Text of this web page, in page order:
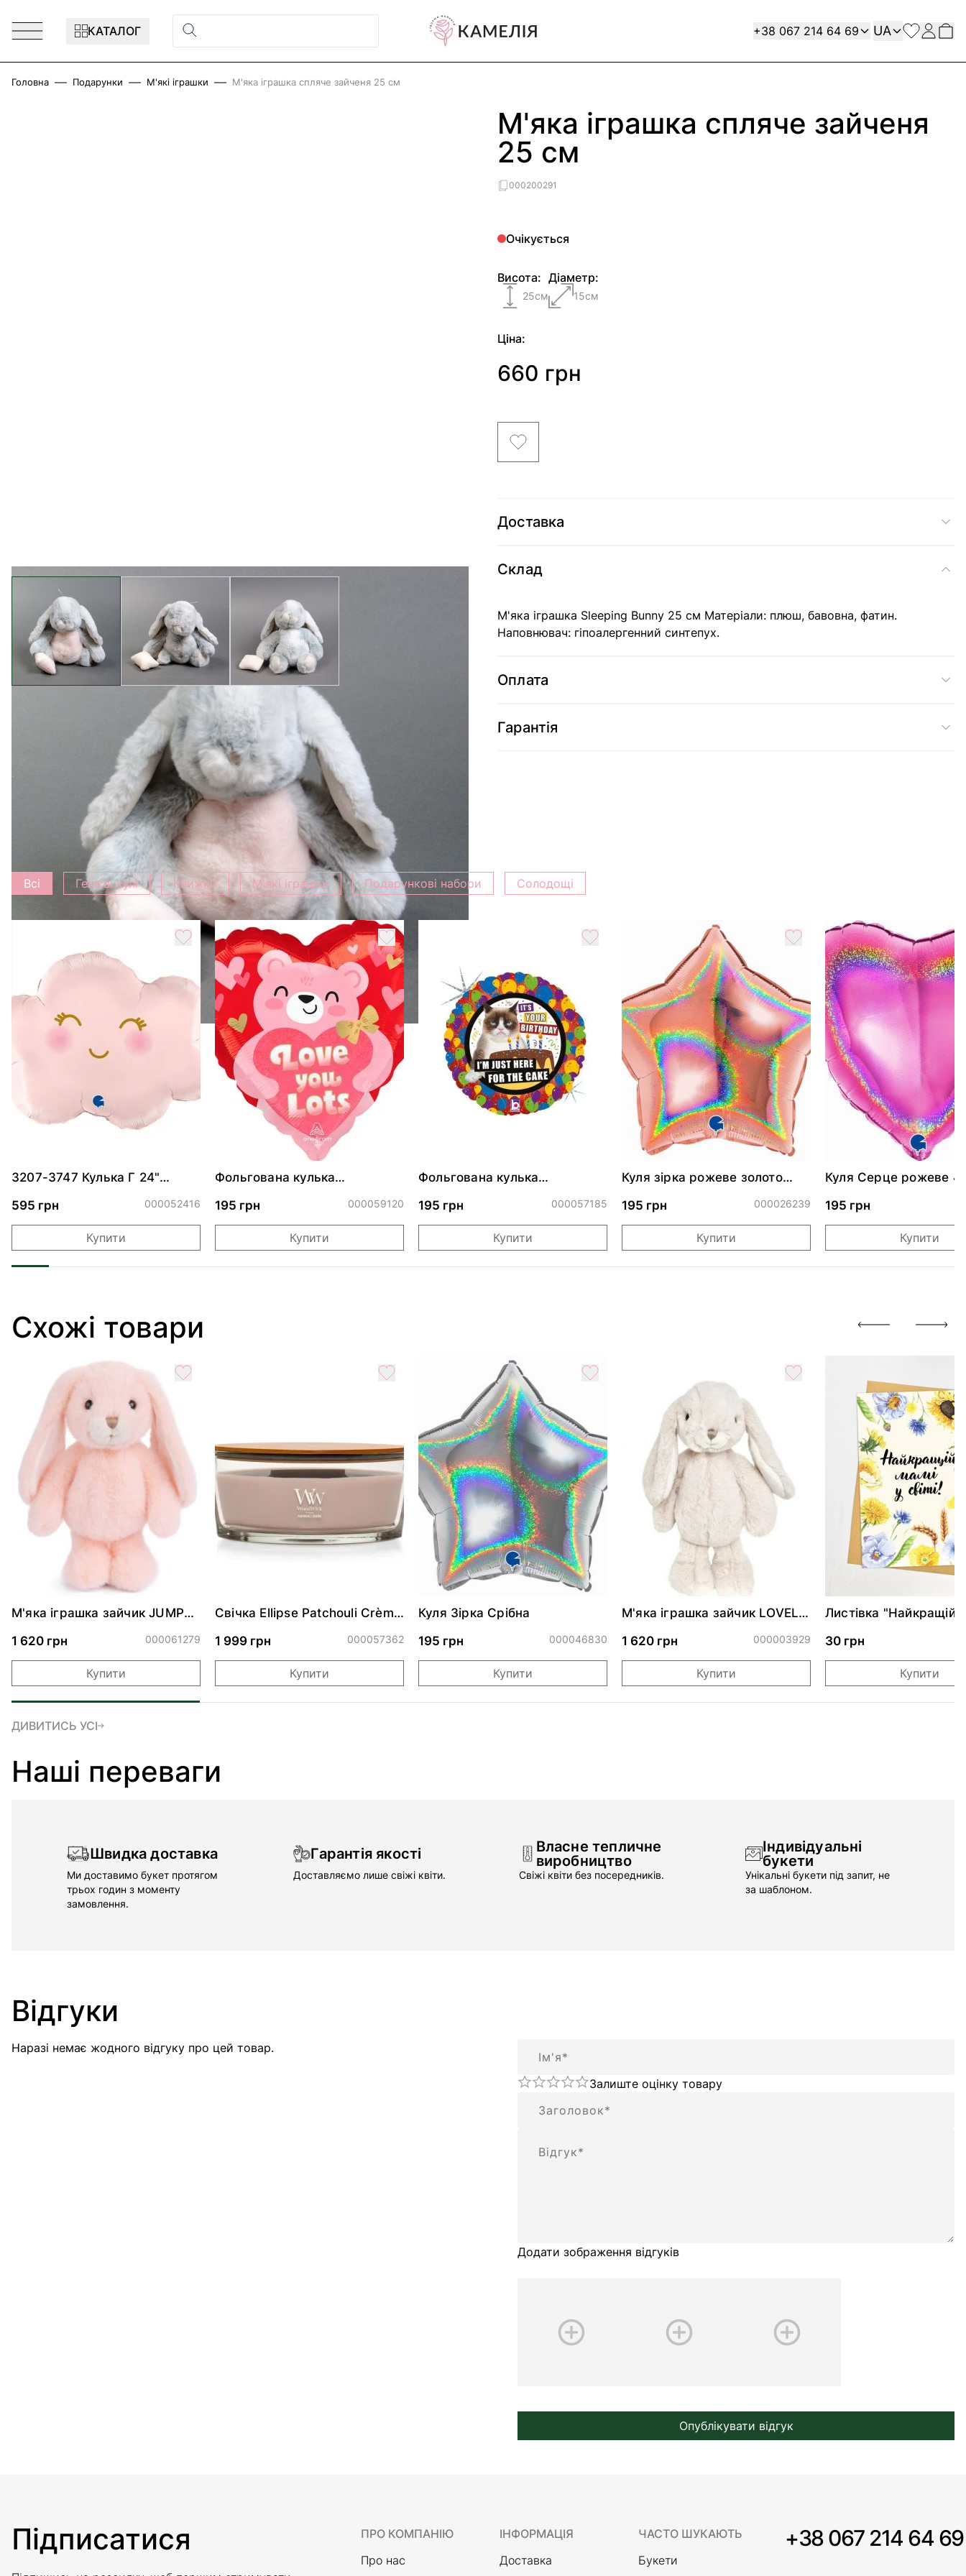
КАТАЛОГ
Contact
+38 067 214 64 69 Мова
UA
Головна Подарунки М'які іграшки М'яка іграшка спляче зайченя 25 см
М'яка іграшка спляче зайченя
25 см
000200291
Очікується
Висота:
25см
Діаметр:
15см
Ціна:
660 грн
Доставка
Склад
М'яка іграшка Sleeping Bunny 25 см Матеріали: плюш, бавовна, фатин.
Наповнювач: гіпоалергенний синтепух.
Оплата
Гарантія
Характеристика
0.5 кг
Додати до букету
Всі Гелієві кулі Книжки М'які іграшки Подарункові набори Солодощі
3207-3747 Кулька Г 24"
595 грн
000052416
Купити
Фольгована кулька
обіймами"
195 грн 000059120
Купити
Фольгована кулька
ДР"
195 грн 000057185
Купити
Куля зірка рожеве золото
195 грн
000026239
Купити
Куля Серце рожеве
195 грн
Купити
Схожі товари
М'яка іграшка зайчик JUMPY
1 620 грн
000061279
Купити
Свічка Ellipse Patchouli Crème
1 999 грн
000057362
Купити
Куля Зірка Срібна
195 грн
000046830
Купити
М'яка іграшка зайчик LOVELY
1 620 грн
000003929
Купити
Листівка "Найкращій
30 грн
Купити
ДИВИТИСЬ УСІ
Наші переваги
Швидка доставка
Ми доставимо букет протягом
трьох годин з моменту
замовлення.
Гарантія якості
Доставляємо лише свіжі квіти.
Власне тепличне
виробництво
Свіжі квіти без посередників.
Індивідуальні
букети
Унікальні букети під запит, не
за шаблоном.
Відгуки
Наразі немає жодного відгуку про цей товар.
Залиште оцінку товару
Додати зображення відгуків
Опублікувати відгук
Підписатися
ПРО КОМПАНІЮ
Про нас
ІНФОРМАЦІЯ
Доставка
ЧАСТО ШУКАЮТЬ
Букети
+38 067 214 64 69